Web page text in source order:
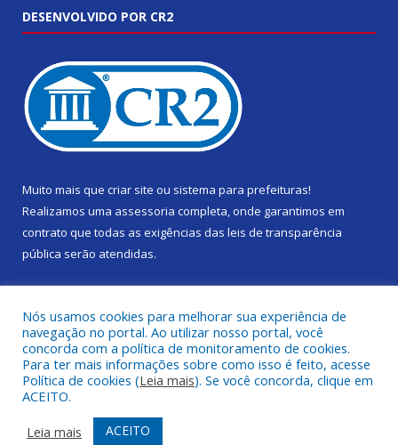
DESENVOLVIDO POR CR2
Muito mais que criar site ou sistema para prefeituras!
Realizamos uma assessoria completa, onde garantimos em
contrato que todas as exigências das leis de transparência
pública serão atendidas.
Todos os direitos reservados a Câmara Municipal de Gurupá.
Mapa do Site
Acessar Área Administrativa
Nós usamos cookies para melhorar sua experiência de
navegação no portal. Ao utilizar nosso portal, você
concorda com a política de monitoramento de cookies.
Para ter mais informações sobre como isso é feito, acesse
Política de cookies (Leia mais). Se você concorda, clique em
ACEITO.
Leia mais
ACEITO